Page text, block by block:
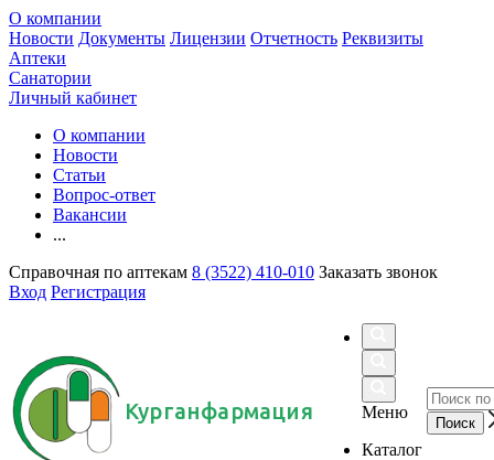
О компании
Новости Документы Лицензии Отчетность Реквизиты
Аптеки
Санатории
Личный кабинет
О компании
Новости
Статьи
Вопрос-ответ
Вакансии
...
Справочная по аптекам 8 (3522) 410-010 Заказать звонок
Вход Регистрация
Курганфармация
Меню
Каталог